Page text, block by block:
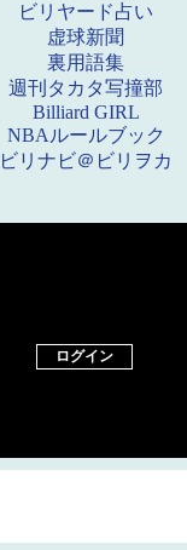
ビリヤード占い
虚球新聞
裏用語集
週刊タカタ写撞部
Billiard GIRL
NBAルールブック
ビリナビ＠ビリヲカ
ログイン